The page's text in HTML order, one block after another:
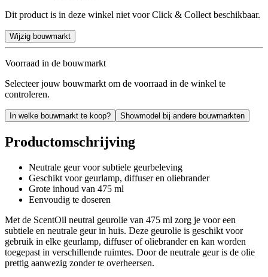
Dit product is in deze winkel niet voor Click & Collect beschikbaar.
Wijzig bouwmarkt
Voorraad in de bouwmarkt
Selecteer jouw bouwmarkt om de voorraad in de winkel te
controleren.
In welke bouwmarkt te koop? Showmodel bij andere bouwmarkten
Productomschrijving
Neutrale geur voor subtiele geurbeleving
Geschikt voor geurlamp, diffuser en oliebrander
Grote inhoud van 475 ml
Eenvoudig te doseren
Met de ScentOil neutral geurolie van 475 ml zorg je voor een
subtiele en neutrale geur in huis. Deze geurolie is geschikt voor
gebruik in elke geurlamp, diffuser of oliebrander en kan worden
toegepast in verschillende ruimtes. Door de neutrale geur is de olie
prettig aanwezig zonder te overheersen.